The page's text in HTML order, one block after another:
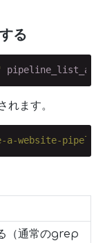
る
れます。
a-website-
（通常のgrep